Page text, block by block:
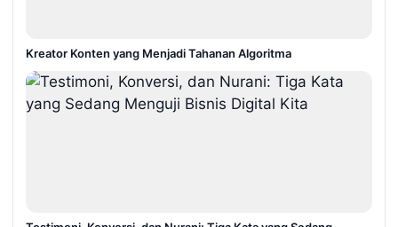
Kreator Konten yang Menjadi Tahanan Algoritma